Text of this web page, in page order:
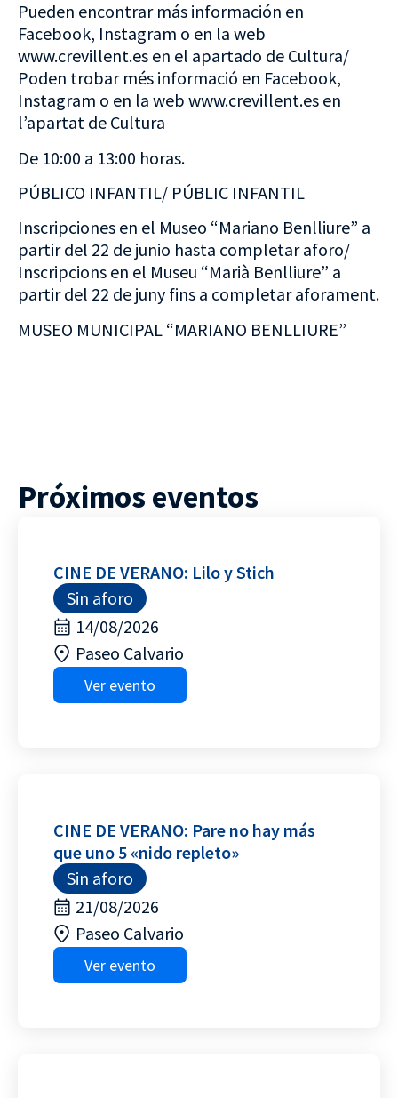
Pueden encontrar más información en
Facebook, Instagram o en la web
www.crevillent.es en el apartado de Cultura/
Poden trobar més informació en Facebook,
Instagram o en la web www.crevillent.es en
l’apartat de Cultura
De 10:00 a 13:00 horas.
PÚBLICO INFANTIL/ PÚBLIC INFANTIL
Inscripciones en el Museo “Mariano Benlliure” a
partir del 22 de junio hasta completar aforo/
Inscripcions en el Museu “Marià Benlliure” a
partir del 22 de juny fins a completar aforament.
MUSEO MUNICIPAL “MARIANO BENLLIURE”
Próximos eventos
CINE DE VERANO: Lilo y Stich
Sin aforo
14/08/2026
Paseo Calvario
Ver evento
CINE DE VERANO: Pare no hay más
que uno 5 «nido repleto»
Sin aforo
21/08/2026
Paseo Calvario
Ver evento